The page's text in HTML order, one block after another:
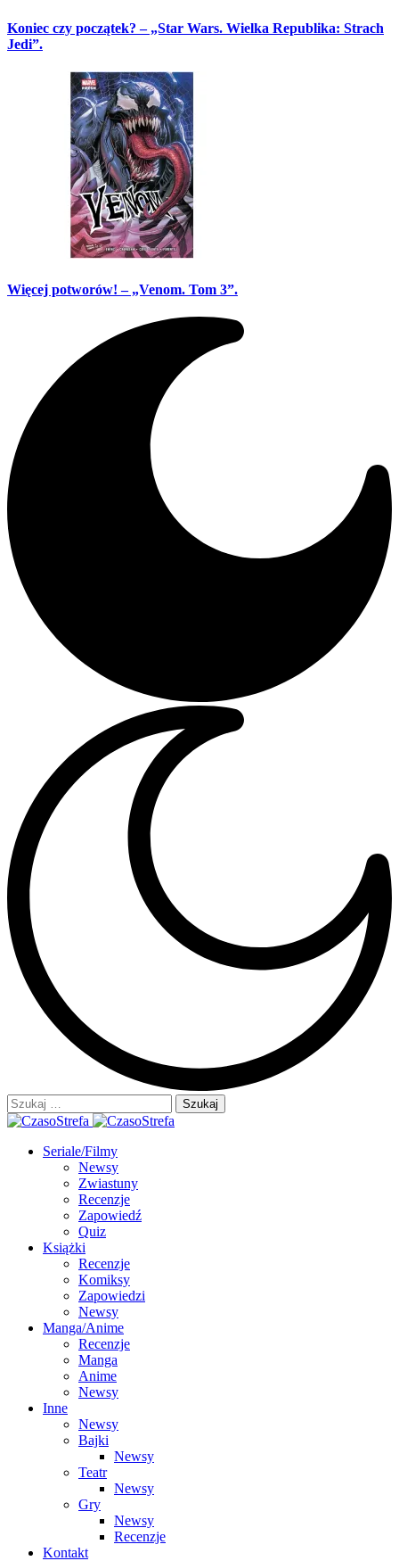
Koniec czy początek? – „Star Wars. Wielka Republika: Strach
Jedi”.
Więcej potworów! – „Venom. Tom 3”.
Szukaj:
Seriale/Filmy
Newsy
Zwiastuny
Recenzje
Zapowiedź
Quiz
Książki
Recenzje
Komiksy
Zapowiedzi
Newsy
Manga/Anime
Recenzje
Manga
Anime
Newsy
Inne
Newsy
Bajki
Newsy
Teatr
Newsy
Gry
Newsy
Recenzje
Kontakt